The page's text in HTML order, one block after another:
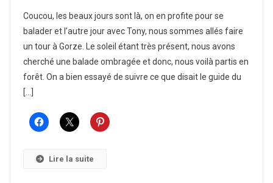
À
Gorze
En
Moselle
Coucou, les beaux jours sont là, on en profite pour se
balader et l’autre jour avec Tony, nous sommes allés faire
un tour à Gorze. Le soleil étant très présent, nous avons
cherché une balade ombragée et donc, nous voilà partis en
forêt. On a bien essayé de suivre ce que disait le guide du
[…]
Lire la suite